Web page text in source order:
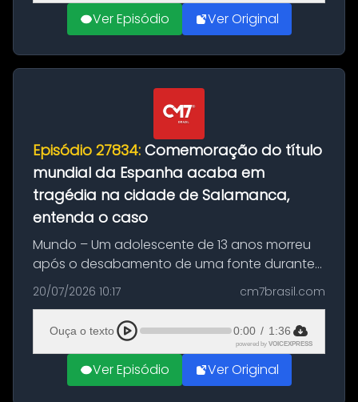
Ver Episódio Ver Original
Episódio 27834: Comemoração do título
mundial da Espanha acaba em
tragédia na cidade de Salamanca,
entenda o caso
Mundo – Um adolescente de 13 anos morreu
após o desabamento de uma fonte durante
as comemorações pelo título da Copa do
Mundo conquistado pela Espanha, em
Ciudad Rodrigo, na província de Salamanca,
no...
20/07/2026 10:17 cm7brasil.com
Ouça o texto 0:00 / 1:36
powered by VOICEXPRESS
Ver Episódio Ver Original